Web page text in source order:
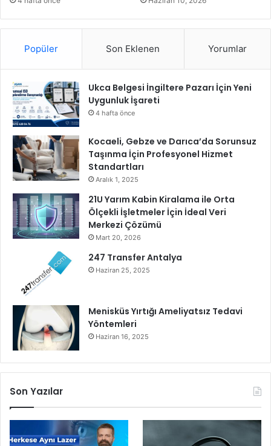
n
e
m
b
a
ş
o
Popüler Son Eklenen Yorumlar
Ukca Belgesi İngiltere Pazarı İçin Yeni
Uygunluk İşareti
4 hafta önce
Kocaeli, Gebze ve Darıca’da Sorunsuz
Taşınma İçin Profesyonel Hizmet
Standartları
Aralık 1, 2025
21U Yarım Kabin Kiralama ile Orta
Ölçekli İşletmeler İçin İdeal Veri
Merkezi Çözümü
Mart 20, 2026
247 Transfer Antalya
Haziran 25, 2025
Menisküs Yırtığı Ameliyatsız Tedavi
Yöntemleri
Haziran 16, 2025
Son Yazılar